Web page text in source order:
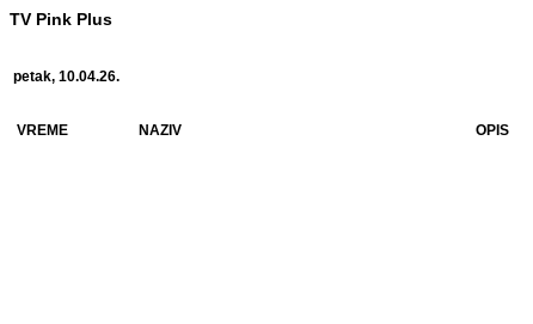
TV Pink Plus
petak, 10.04.26.
VREME NAZIV OPIS